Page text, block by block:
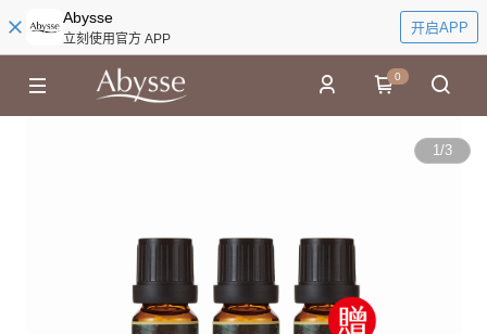
Abysse
立刻使用官方 APP
开启APP
0
1/3